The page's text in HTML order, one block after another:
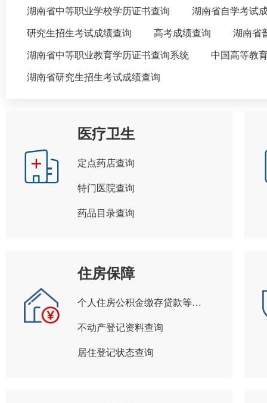
湖南省中等职业学校学历证书查询 湖南省自学考试
研究生招生考试成绩查询 高考成绩查询 湖南省
湖南省中等职业教育学历证书查询系统 中国高等教
湖南省研究生招生考试成绩查询
医疗卫生
定点药店查询
特门医院查询
药品目录查询
住房保障
个人住房公积金缴存贷款等信息查询
不动产登记资料查询
居住登记状态查询